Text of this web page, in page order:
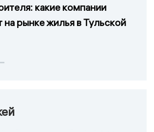
какие компании
рынке жилья в Тульской